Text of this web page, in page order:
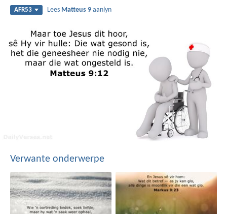
AFR53 Lees Matteus 9 aanlyn
Verwante onderwerpe